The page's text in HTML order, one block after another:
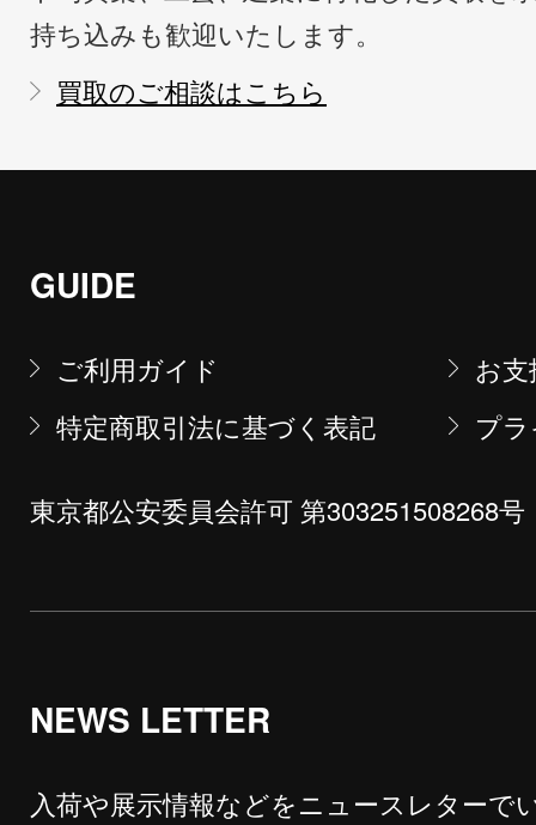
持ち込みも歓迎いたします。
買取のご相談はこちら
GUIDE
ご利用ガイド
お
特定商取引法に基づく表記
プ
東京都公安委員会許可 第303251508268号
NEWS LETTER
入荷や展示情報などをニュースレターで